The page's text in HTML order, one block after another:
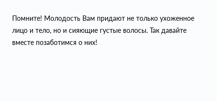
Помните! Молодость Вам придают не только ухоженное
лицо и тело, но и сияющие густые волосы. Так давайте
вместе позаботимся о них!